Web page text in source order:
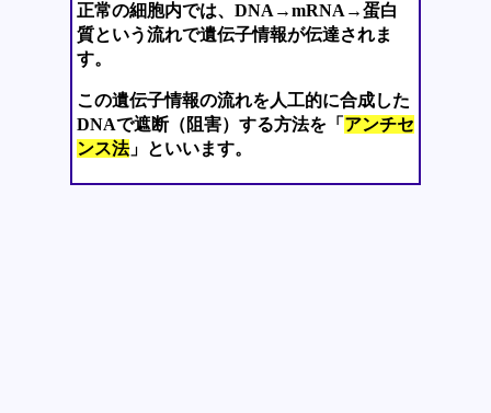
正常の細胞内では、DNA→mRNA→蛋白
質という流れで遺伝子情報が伝達されま
す。
この遺伝子情報の流れを人工的に合成した
DNAで遮断（阻害）する方法を「 アンチセ
ンス法」といいます。